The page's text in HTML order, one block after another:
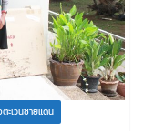
ตะเวนชายแดน